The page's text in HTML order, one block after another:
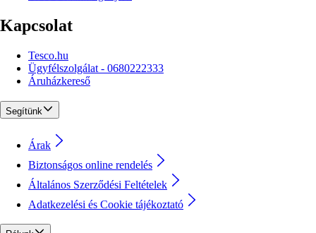
Kapcsolat
Tesco.hu
Ügyfélszolgálat - 0680222333
Áruházkereső
Segítünk
Árak
Biztonságos online rendelés
Általános Szerződési Feltételek
Adatkezelési és Cookie tájékoztató